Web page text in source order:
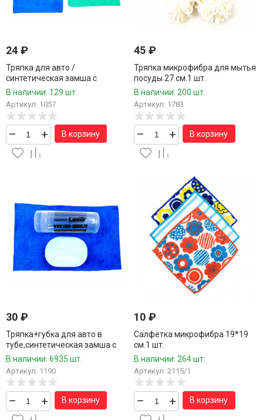
24 ₽
Тряпка для авто /
синтетическая замша с
термическим тиснением/
В наличии: 129 шт.
Артикул: 1057
– + В корзину
45₽
Тряпка микрофибра для мытья
посуды 27 см.1 шт.
В наличии: 200 шт.
Артикул: 1783
– + В корзину
30 ₽
Тряпка+губка для авто в
тубе,синтетическая замша с
термическим тиснением,21*33
В наличии: 6935 шт.
Артикул: 1190
– + В корзину
10₽
Салфетка микрофибра 19*19
см.1 шт.
В наличии: 264 шт.
Артикул: 2115/1
– + В корзину